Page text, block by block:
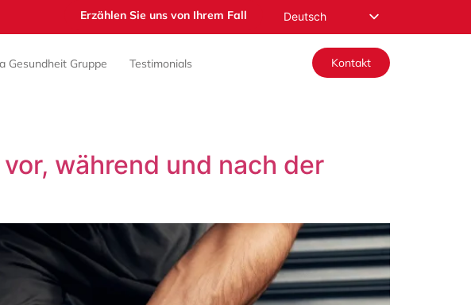
Erzählen Sie uns von Ihrem Fall Deutsch
Español
Nederlands
العربية
Gesundheit Gruppe Testimonials Kontakt
während und nach der